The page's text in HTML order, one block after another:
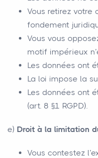
Vous retirez votre
fondement
Vous vous
motif impérieux
Les données ont
La loi impose la
Les données ont
(art. 8 §1 RGPD).
e) Droit à la limitation
Vous contestez